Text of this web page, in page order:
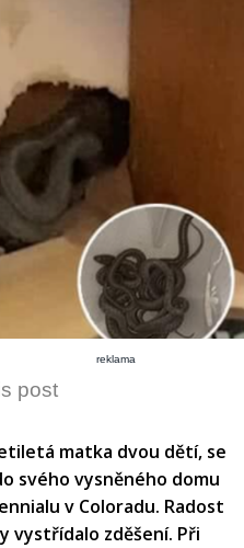
reklama
post
matka dvou dětí, se
svého vysněného domu
v Coloradu. Radost
vystřídalo zděšení. Při